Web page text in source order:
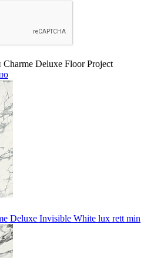
Deluxe Floor Project
Deluxe Invisible White lux rett min